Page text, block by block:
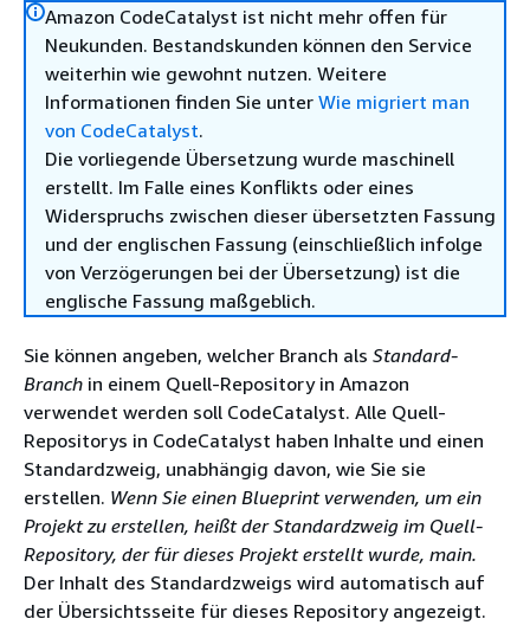
Amazon CodeCatalyst ist nicht mehr offen für
Neukunden. Bestandskunden können den Service
weiterhin wie gewohnt nutzen. Weitere
Informationen finden Sie unter Wie migriert man
von CodeCatalyst.
Die vorliegende Übersetzung wurde maschinell
erstellt. Im Falle eines Konflikts oder eines
Widerspruchs zwischen dieser übersetzten Fassung
und der englischen Fassung (einschließlich infolge
von Verzögerungen bei der Übersetzung) ist die
englische Fassung maßgeblich.
Sie können angeben, welcher Branch als Standard-
Branch in einem Quell-Repository in Amazon
verwendet werden soll CodeCatalyst. Alle Quell-
Repositorys in CodeCatalyst haben Inhalte und einen
Standardzweig, unabhängig davon, wie Sie sie
erstellen. Wenn Sie einen Blueprint verwenden, um ein
Projekt zu erstellen, heißt der Standardzweig im Quell-
Repository, der für dieses Projekt erstellt wurde, main.
Der Inhalt des Standardzweigs wird automatisch auf
der Übersichtsseite für dieses Repository angezeigt.